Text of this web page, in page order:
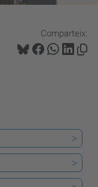
Comparteix:
>
>